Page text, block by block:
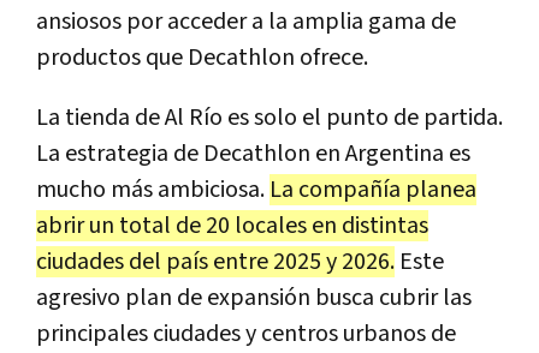
ansiosos por acceder a la amplia gama de
productos que Decathlon ofrece.
La tienda de Al Río es solo el punto de partida.
La estrategia de Decathlon en Argentina es
mucho más ambiciosa. La compañía planea
abrir un total de 20 locales en distintas
ciudades del país entre 2025 y 2026. Este
agresivo plan de expansión busca cubrir las
principales ciudades y centros urbanos de